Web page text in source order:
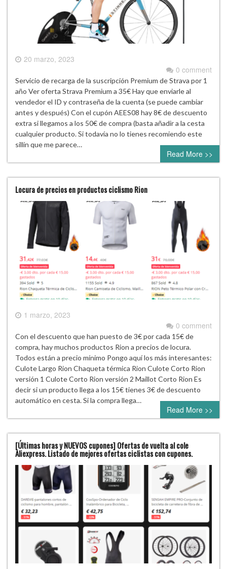
20 marzo, 2023
0 comment
Servicio de recarga de la suscripción Premium de Strava por 1
año Ver oferta Strava Premium a 35€ Hay que enviarle al
vendedor el ID y contraseña de la cuenta (se puede cambiar
antes y después) Con el cupón AEES08 hay 8€ de descuento
extra si llegamos a los 50€ de compra (basta añadir a la cesta
cualquier producto. Si todavía no lo tienes recomiendo este
sillín que me parece…
Read More >>
Locura de precios en productos ciclismo Rion
1 marzo, 2023
0 comment
Con el descuento que han puesto de 3€ por cada 15€ de
compra, hay muchos productos Rion a precios de locura.
Todos están a precio mínimo Pongo aquí los más interesantes:
Culote Largo Rion Chaqueta térmica Rion Culote Corto Rion
versión 1 Culote Corto Rion versión 2 Maillot Corto Rion Es
decir si un producto llega a los 15€ tienes 3€ de descuento
automático en cesta. Si la compra llega…
Read More >>
[Últimas horas y NUEVOS cupones] Ofertas de vuelta al cole
Aliexpress. Listado de mejores ofertas ciclistas con cupones.